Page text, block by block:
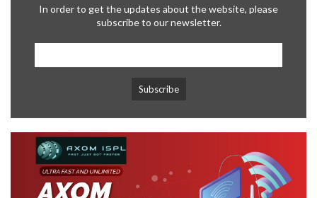
In order to get the updates about the website, please
subscribe to our newsletter.